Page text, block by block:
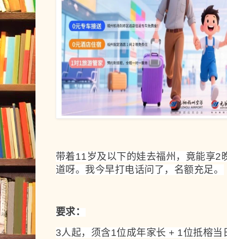
带着11岁及以下的娃去福州，竟能享2
道呀。我今早打电话问了，名额充足。
要求：
3人起，须含1位成年家长 + 1位抵榕